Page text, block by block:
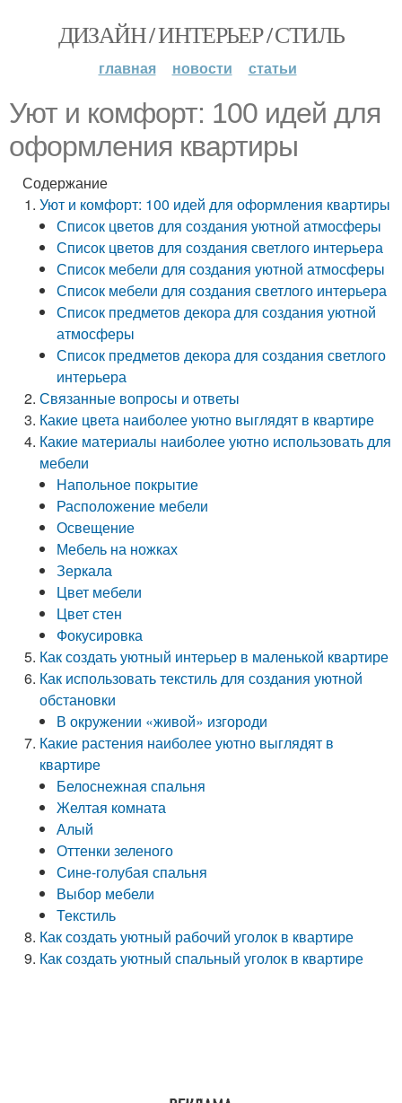
ДИЗАЙН / ИНТЕРЬЕР / СТИЛЬ
главная новости статьи
Уют и комфорт: 100 идей для
оформления квартиры
Содержание
Уют и комфорт: 100 идей для оформления квартиры
Список цветов для создания уютной атмосферы
Список цветов для создания светлого интерьера
Список мебели для создания уютной атмосферы
Список мебели для создания светлого интерьера
Список предметов декора для создания уютной
атмосферы
Список предметов декора для создания светлого
интерьера
Связанные вопросы и ответы
Какие цвета наиболее уютно выглядят в квартире
Какие материалы наиболее уютно использовать для
мебели
Напольное покрытие
Расположение мебели
Освещение
Мебель на ножках
Зеркала
Цвет мебели
Цвет стен
Фокусировка
Как создать уютный интерьер в маленькой квартире
Как использовать текстиль для создания уютной
обстановки
В окружении «живой» изгороди
Какие растения наиболее уютно выглядят в
квартире
Белоснежная спальня
Желтая комната
Алый
Оттенки зеленого
Сине-голубая спальня
Выбор мебели
Текстиль
Как создать уютный рабочий уголок в квартире
Как создать уютный спальный уголок в квартире